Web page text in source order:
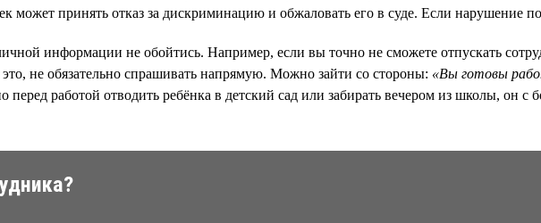
может принять отказ за дискриминацию и обжаловать его в суде. Если нарушение
информации не обойтись. Например, если вы точно не сможете отпускать
не обязательно спрашивать напрямую. Можно зайти со стороны: «Вы готовы
перед работой отводить ребёнка в детский сад или забирать вечером из школы, он с